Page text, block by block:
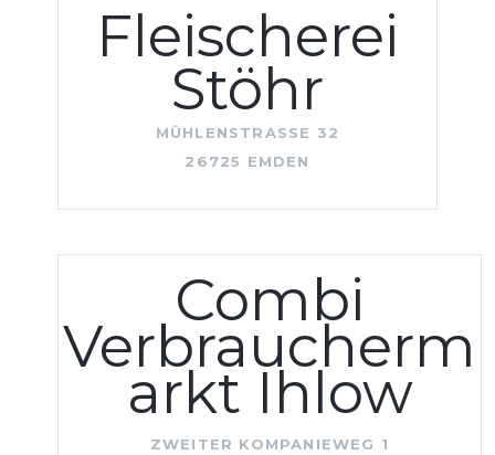
Fleischerei
Stöhr
MÜHLENSTRASSE 32
26725 EMDEN
Combi
Verbraucherm
arkt Ihlow
ZWEITER KOMPANIEWEG 1